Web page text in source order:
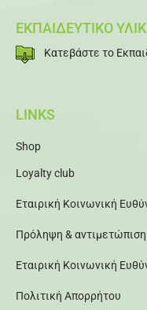
ΕΚΠΑΙΔΕΥΤΙΚΟ
Κατεβάστε το
LINKS
Shop
Loyalty club
Εταιρική Κοινωνική
Πρόληψη &
Εταιρική Κοινωνική
Πολιτική Απορρήτου